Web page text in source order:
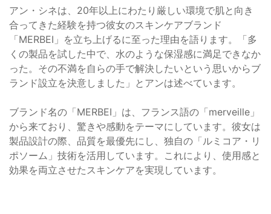
アン・シネは、20年以上にわたり厳しい環境で肌と向き
合ってきた経験を持つ彼女のスキンケアブランド
「MERBEI」を立ち上げるに至った理由を語ります。「多
くの製品を試した中で、水のような保湿感に満足できなか
った。その不満を自らの手で解決したいという思いからブ
ランド設立を決意しました」とアンは述べています。
ブランド名の「MERBEI」は、フランス語の「merveille」
から来ており、驚きや感動をテーマにしています。彼女は
製品設計の際、品質を最優先にし、独自の「ルミコア・リ
ポソーム」技術を活用しています。これにより、使用感と
効果を両立させたスキンケアを実現しています。